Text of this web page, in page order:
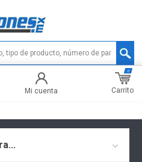
Mi cuenta Carrito
0